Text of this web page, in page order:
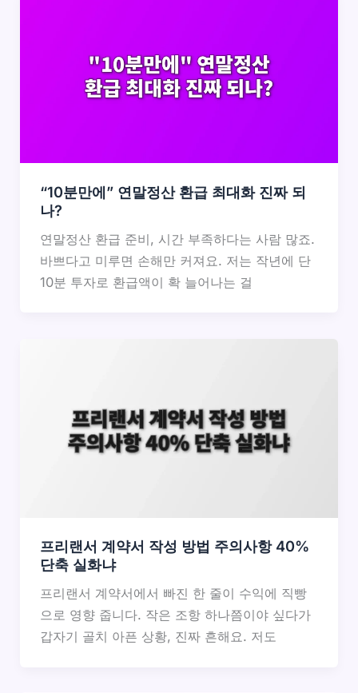
“10분만에” 연말정산 환급 최대화 진짜 되
나?
연말정산 환급 준비, 시간 부족하다는 사람 많죠.
바쁘다고 미루면 손해만 커져요. 저는 작년에 단
10분 투자로 환급액이 확 늘어나는 걸
프리랜서 계약서 작성 방법 주의사항 40%
단축 실화냐
프리랜서 계약서에서 빠진 한 줄이 수익에 직빵
으로 영향 줍니다. 작은 조항 하나쯤이야 싶다가
갑자기 골치 아픈 상황, 진짜 흔해요. 저도